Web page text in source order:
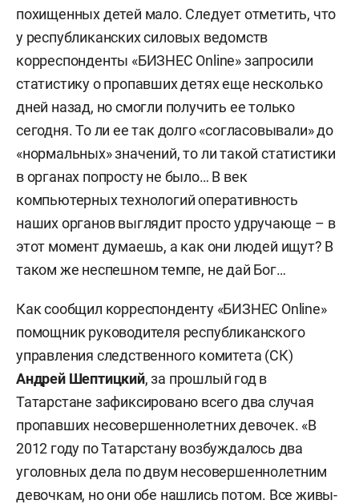
похищенных детей мало. Следует отметить, что
у республиканских силовых ведомств
корреспонденты «БИЗНЕС Online» запросили
статистику о пропавших детях еще несколько
дней назад, но смогли получить ее только
сегодня. То ли ее так долго «согласовывали» до
«нормальных» значений, то ли такой статистики
в органах попросту не было… В век
компьютерных технологий оперативность
наших органов выглядит просто удручающе – в
этот момент думаешь, а как они людей ищут? В
таком же неспешном темпе, не дай Бог…
Как сообщил корреспонденту «БИЗНЕС Online»
помощник руководителя республиканского
управления следственного комитета (СК)
Андрей Шептицкий, за прошлый год в
Татарстане зафиксировано всего два случая
пропавших несовершеннолетних девочек. «В
2012 году по Татарстану возбуждалось два
уголовных дела по двум несовершеннолетним
девочкам, но они обе нашлись потом. Все живы-